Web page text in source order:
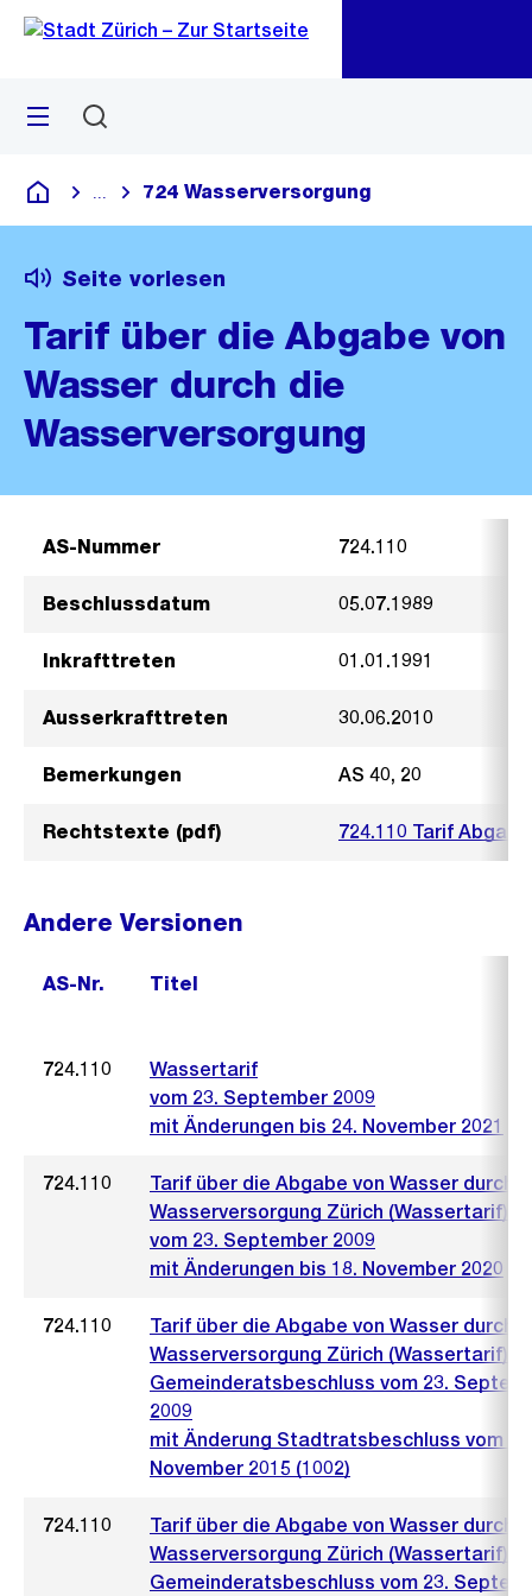
Navigation
Sprunglink
Menü
Deutsch
Blende alle Breadcrumbs ein
724 Wasserversorgung
Seite vorlesen
Tarif über die Abgabe von
Wasser durch die
Wasserversorgung
AS-Nummer 724.110
Beschlussdatum 05.07.1989
Inkrafttreten 01.01.1991
Ausserkrafttreten 30.06.2010
Bemerkungen AS 40, 20
Rechtstexte (pdf) 724.110 Tarif
Andere Versionen
AS-Nr. Titel
724.110
Wassertarif
vom 23. September 2009
mit Änderungen bis 24. November 2021
724.110
Tarif über die Abgabe von Wasser durch
Wasserversorgung Zürich (Wassertarif)
vom 23. September 2009
mit Änderungen bis 18. November 2020
724.110
Tarif über die Abgabe von Wasser durch
Wasserversorgung Zürich (Wassertarif)
Gemeinderatsbeschluss vom 23.
2009
mit Änderung Stadtratsbeschluss vom
November 2015 (1002)
724.110
Tarif über die Abgabe von Wasser durch
Wasserversorgung Zürich (Wassertarif)
Gemeinderatsbeschluss vom 23.